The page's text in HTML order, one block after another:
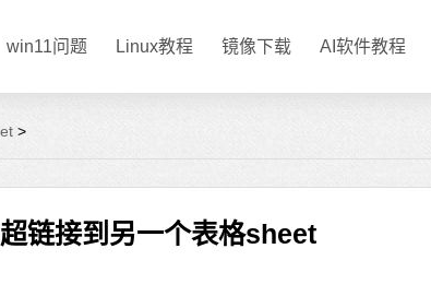
win11问题 Linux教程 镜像下载 AI软件教程
>
链接到另一个表格sheet